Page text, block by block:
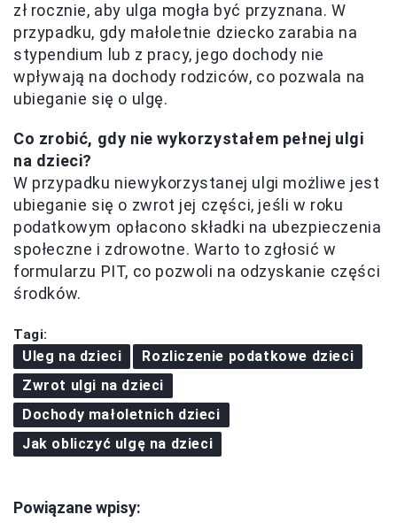
zł rocznie, aby ulga mogła być przyznana. W
przypadku, gdy małoletnie dziecko zarabia na
stypendium lub z pracy, jego dochody nie
wpływają na dochody rodziców, co pozwala na
ubieganie się o ulgę.
Co zrobić, gdy nie wykorzystałem pełnej ulgi
na dzieci?
W przypadku niewykorzystanej ulgi możliwe jest
ubieganie się o zwrot jej części, jeśli w roku
podatkowym opłacono składki na ubezpieczenia
społeczne i zdrowotne. Warto to zgłosić w
formularzu PIT, co pozwoli na odzyskanie części
środków.
Tagi:
Uleg na dzieci
Rozliczenie podatkowe dzieci
Zwrot ulgi na dzieci
Dochody małoletnich dzieci
Jak obliczyć ulgę na dzieci
Powiązane wpisy: